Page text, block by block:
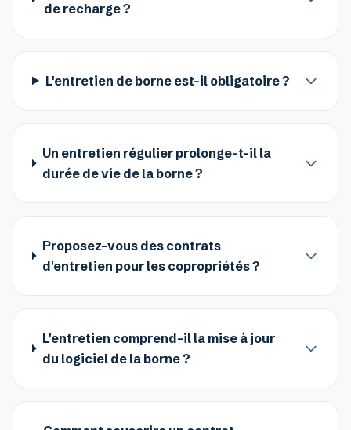
de recharge ?
L'entretien de borne est-il obligatoire ?
Un entretien régulier prolonge-t-il la
durée de vie de la borne ?
Proposez-vous des contrats
d'entretien pour les copropriétés ?
L'entretien comprend-il la mise à jour
du logiciel de la borne ?